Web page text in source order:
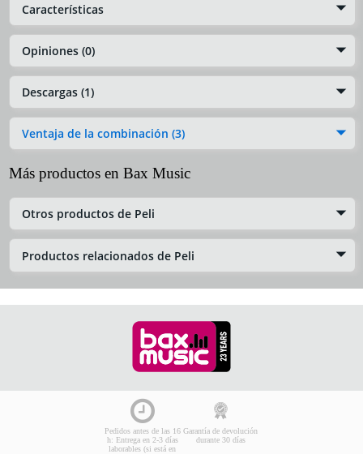
Características
Opiniones (0)
Descargas (1)
Ventaja de la combinación (3)
Más productos en Bax Music
Otros productos de Peli
Productos relacionados de Peli
Pedidos antes de las 16
h: Entrega en 2-3 días
laborables (si está en
Garantía de devolución
durante 30 días